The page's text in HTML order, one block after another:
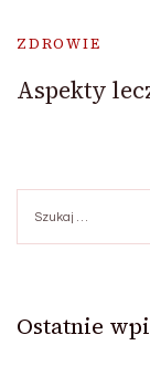
ZDROWIE
Aspekty
Ostatnie